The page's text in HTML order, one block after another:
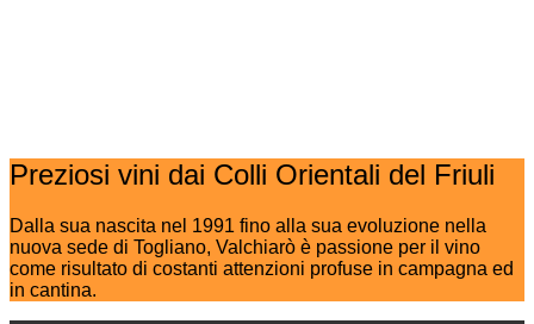
Preziosi vini dai Colli Orientali del Friuli
Dalla sua nascita nel 1991 fino alla sua evoluzione nella
nuova sede di Togliano, Valchiarò è passione per il vino
come risultato di costanti attenzioni profuse in campagna ed
in cantina.